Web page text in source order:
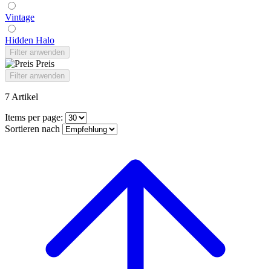
Vintage
Hidden Halo
Filter anwenden
Preis
Filter anwenden
7 Artikel
Items per page:
Sortieren nach